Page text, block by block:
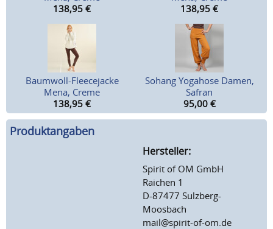
138,95 €
138,95 €
Baumwoll-Fleecejacke
Mena, Creme
138,95 €
Sohang Yogahose Damen,
Safran
95,00 €
Produktangaben
Hersteller:
Spirit of OM GmbH
Raichen 1
D-87477 Sulzberg-
Moosbach
mail@spirit-of-om.de